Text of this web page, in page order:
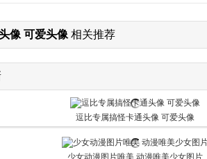
像 可爱头像 相关推荐
逗比专属搞怪卡通头像 可爱头像
少女动漫图片唯美 动漫唯美少女图片